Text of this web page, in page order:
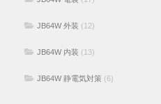
JB64W 外装 (12)
JB64W 内装 (13)
JB64W 静電気対策 (6)